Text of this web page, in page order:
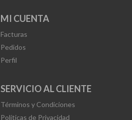
MI CUENTA
Facturas
Pedidos
Perfil
SERVICIO AL CLIENTE
Términos y Condiciones
Políticas de Privacidad